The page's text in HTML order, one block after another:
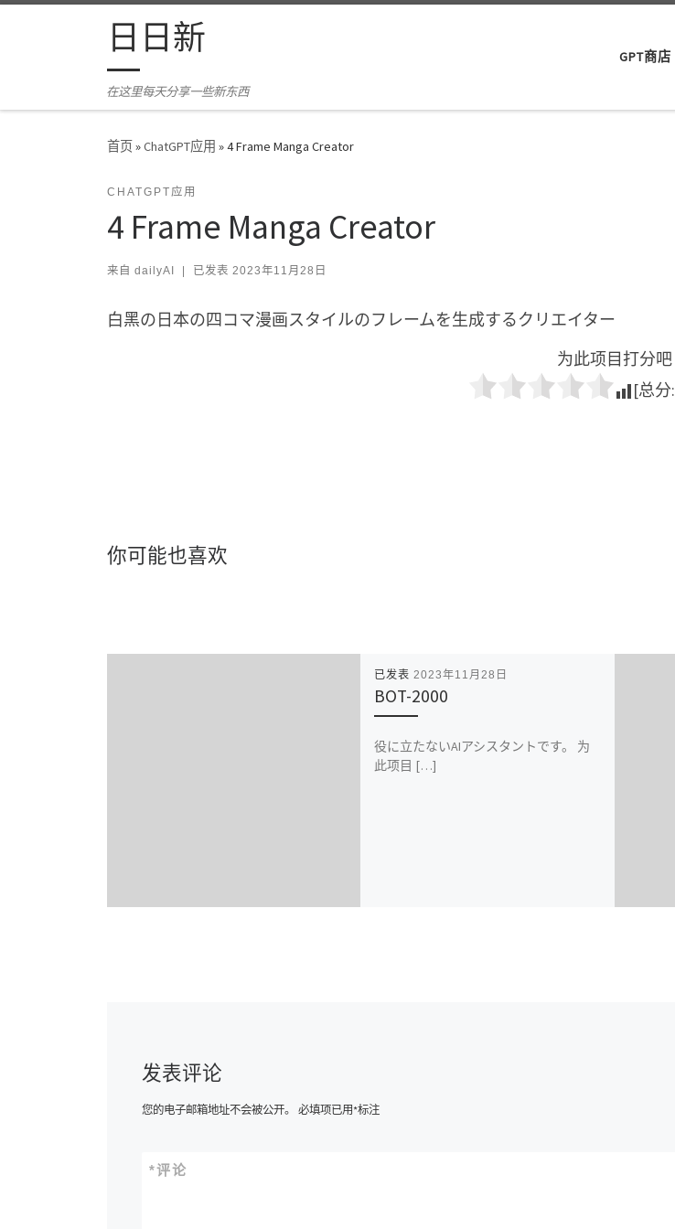
Skip to content日日新
在这里每天分享一些新东西
GPT商店
首页»ChatGPT应用 »4 Frame Manga Creator
CHATGPT应用
4 Frame Manga Creator
来自 dailyAI 已发表 2023年11月28日
白黑の日本の四コマ漫画スタイルのフレームを生成するクリエイター
为此项目打分吧
[总分:
你可能也喜欢
已发表 2023年11月28日
BOT-2000
役に立たないAIアシスタントです。 为
此项目 […]
发表评论
您的电子邮箱地址不会被公开。 必填项已用*标注
评论
*